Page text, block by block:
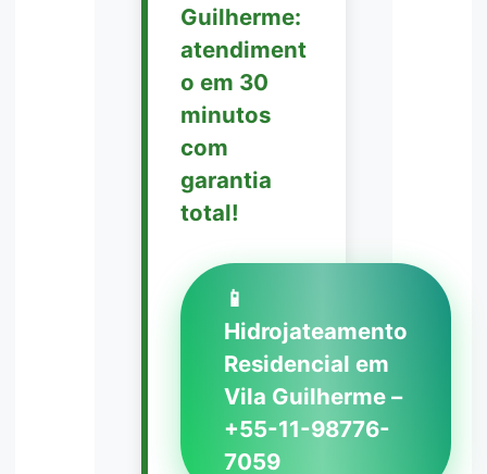
Guilherme:
atendiment
o em 30
minutos
com
garantia
total!
📱
Hidrojateamento
Residencial em
Vila Guilherme –
+55-11-98776-
7059